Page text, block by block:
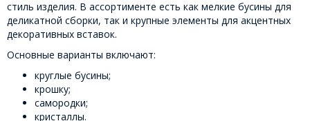
стиль изделия. В ассортименте есть как мелкие бусины для
деликатной сборки, так и крупные элементы для акцентных
декоративных вставок.
Основные варианты включают:
круглые бусины;
крошку;
самородки;
кристаллы.